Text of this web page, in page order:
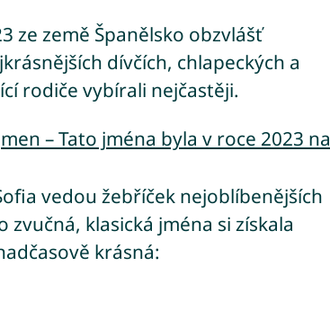
ze země Španělsko obzvlášť
dívčích, chlapeckých a
rodiče vybírali nejčastěji.
– Tato jména byla v roce 2023 na
vedou žebříček nejoblíbenějších
zvučná, klasická jména si získala
krásná: